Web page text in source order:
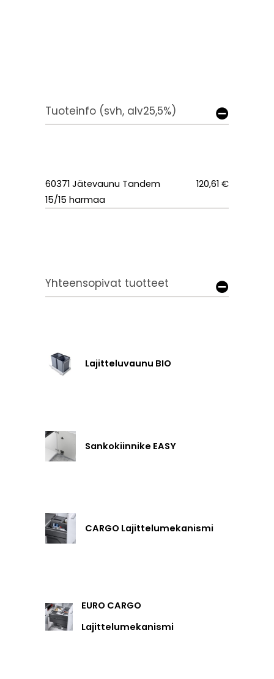
Tuoteinfo (svh, alv25,5%)
60371 Jätevaunu Tandem
15/15 harmaa
120,61 €
Yhteensopivat tuotteet
Lajitteluvaunu BIO
Sankokiinnike EASY
CARGO Lajittelumekanismi
EURO CARGO
Lajittelumekanismi